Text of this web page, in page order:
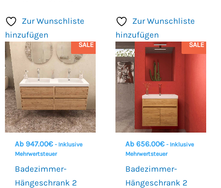
Zur Wunschliste
hinzufügen
SALE
Ab 947.00€ - Inklusive
Mehrwertsteuer
Badezimmer-
Hängeschrank 2
Zur Wunschliste
hinzufügen
SALE
Ab 656.00€ - Inklusive
Mehrwertsteuer
Badezimmer-
Hängeschrank 2